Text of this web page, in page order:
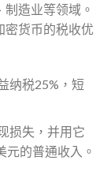
造业等领域。
密货币的税收优
纳税25%，短
损失，并用它
元的普通收入。